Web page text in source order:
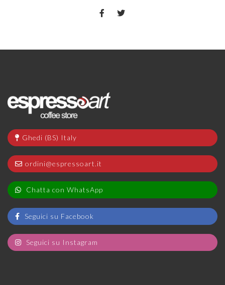
Ghedi (BS) Italy
ordini@espressoart.it
Chatta con WhatsApp
Seguici su Facebook
Seguici su Instagram